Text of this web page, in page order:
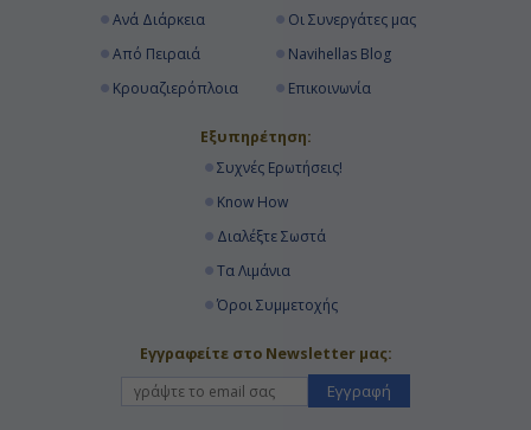
Ανά Διάρκεια
Από Πειραιά
Κρουαζιερόπλοια
Οι Συνεργάτες μας
Navihellas Blog
Επικοινωνία
Εξυπηρέτηση:
Συχνές Ερωτήσεις!
Know How
Διαλέξτε Σωστά
Τα Λιμάνια
Όροι Συμμετοχής
Εγγραφείτε στο Newsletter μας:
Εγγραφή